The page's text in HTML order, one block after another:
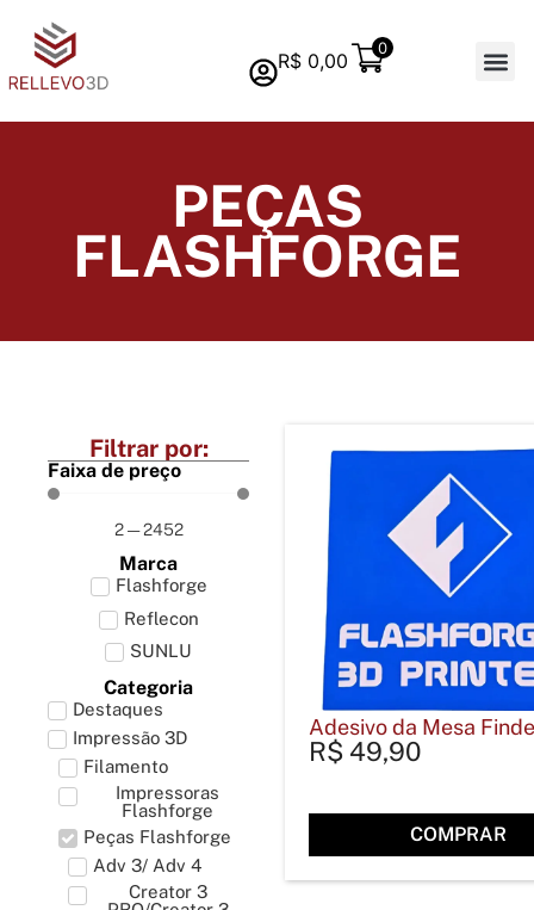
R$0,00
0
PEÇAS
FLASHFORGE
Filtrar por:
Faixa de preço
2—2452
Marca
Flashforge
Reflecon
SUNLU
Categoria
Destaques
Impressão 3D
Filamento
Impressoras
Flashforge
Peças Flashforge
Adv 3/ Adv 4
Creator 3
Adesivo da Mesa
R$ 49,90
COMPRAR